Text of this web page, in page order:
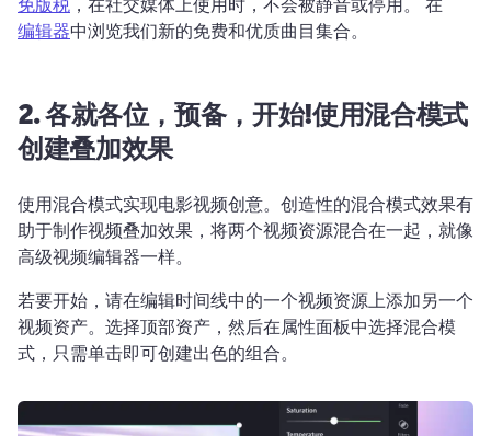
编辑器中浏览我们新的免费和优质曲目集合。
2. 各就各位，预备，开始!使用混合模式
创建叠加效果
使用混合模式实现电影视频创意。创造性的混合模式效果有
助于制作视频叠加效果，将两个视频资源混合在一起，就像
高级视频编辑器一样。
若要开始，请在编辑时间线中的一个视频资源上添加另一个
视频资产。选择顶部资产，然后在属性面板中选择混合模
式，只需单击即可创建出色的组合。